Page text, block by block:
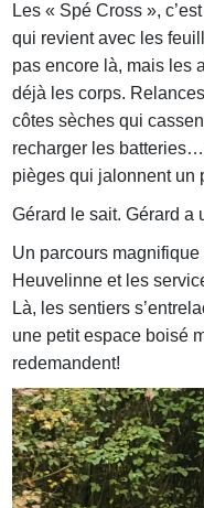
Les « Spé Cross »,
qui revient avec les
pas encore là, mais les
déjà les corps.
côtes sèches qui
recharger les
pièges qui jalonnent un
Gérard le sait. Gérard a
Un parcours
Heuvelinne et les
Là, les sentiers
une petit espace boisé
redemandent!